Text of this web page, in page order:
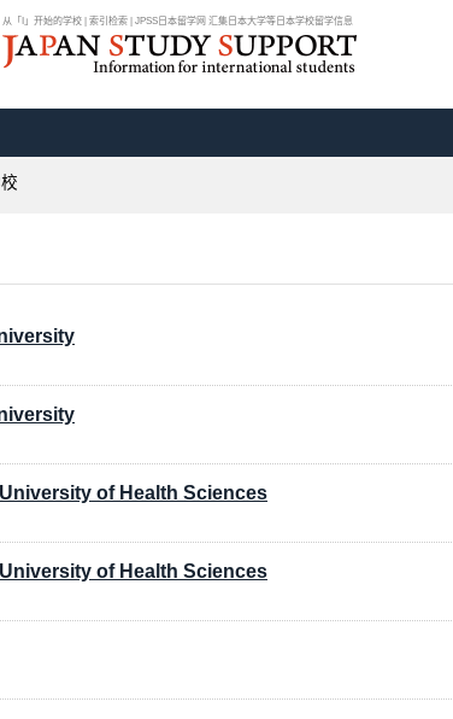
从「I」开始的学校 | 索引检索 | JPSS日本留学网 汇集日本大学等日本学校留学信息
of Health Sciences
of Health Sciences